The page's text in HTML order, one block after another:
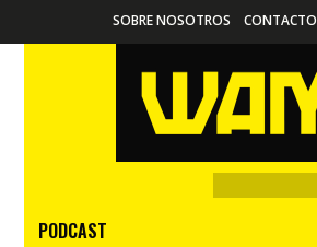
SOBRE NOSOTROS CONTACTO
PODCAST